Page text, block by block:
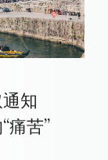
知
痛苦”